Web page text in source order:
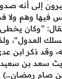
إلى أنه
فيها وهم ولا
“وكان
العدول”،
ذكر ابن
سعد بن
صام رمضان…)